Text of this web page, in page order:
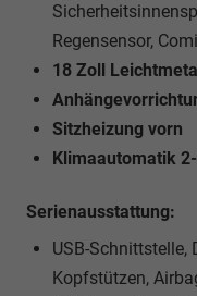
Regensensor,
18 Zoll
Sitzheizung vorn
Klimaautomatik
Serienausstattung:
USB-Schnittstelle,
Kopfstützen,